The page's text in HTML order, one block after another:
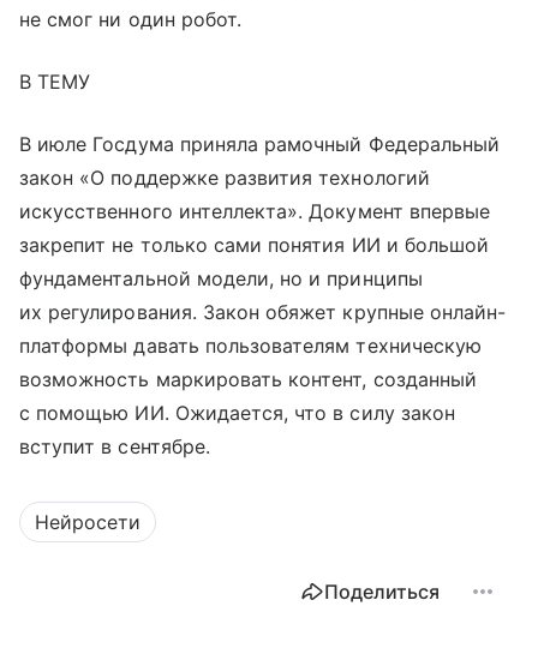
не смог ни один робот.
В ТЕМУ
В июле Госдума приняла рамочный Федеральный
закон «О поддержке развития технологий
искусственного интеллекта». Документ впервые
закрепит не только сами понятия ИИ и большой
фундаментальной модели, но и принципы
их регулирования. Закон обяжет крупные онлайн-
платформы давать пользователям техническую
возможность маркировать контент, созданный
с помощью ИИ. Ожидается, что в силу закон
вступит в сентябре.
Нейросети
Поделиться